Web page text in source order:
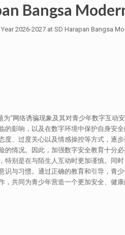
Bangsa
2026-2027 at SD Harapan Bangsa
“网络诱骗现象及其对青少年数字互
影响，以及在数字环境中保护自身
、过度关心以及情感操控等方式，
情况。因此，加强数字安全教育十
别是在与陌生人互动时更加谨慎。
与习惯。通过正确的教育和引导，
共同为青少年营造一个更加安全、健康